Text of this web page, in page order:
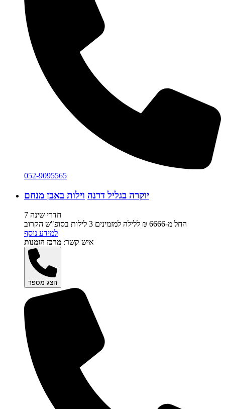
052-9095565
יוקרה בגליל דרנה וילות באבן מנחם
7 חדרי שינה
החל מ-‏6666 ₪ ללילה למזמינים 3 לילות בסופ"ש הקרוב
למידע נוסף
איש קשר: מרכז הזמנות
הצג מספר